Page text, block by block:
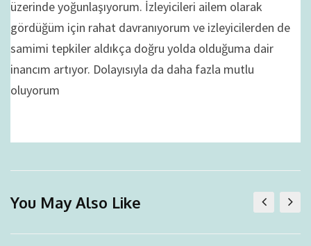
üzerinde yoğunlaşıyorum. İzleyicileri ailem olarak
gördüğüm için rahat davranıyorum ve izleyicilerden de
samimi tepkiler aldıkça doğru yolda olduğuma dair
inancım artıyor. Dolayısıyla da daha fazla mutlu
oluyorum
You May Also Like